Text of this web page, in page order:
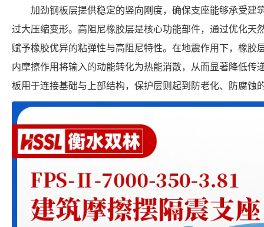
加劲钢板层提供稳定的竖向刚度，确保支座能够承受建
过大压缩变形。高阻尼橡胶层是核心功能部件，通过优化天
赋予橡胶优异的粘弹性与高阻尼特性。在地震作用下，橡胶
内摩擦作用将输入的动能转化为热能消散，从而显著降低传
板用于连接基础与上部结构，保护层则起到防老化、防腐蚀